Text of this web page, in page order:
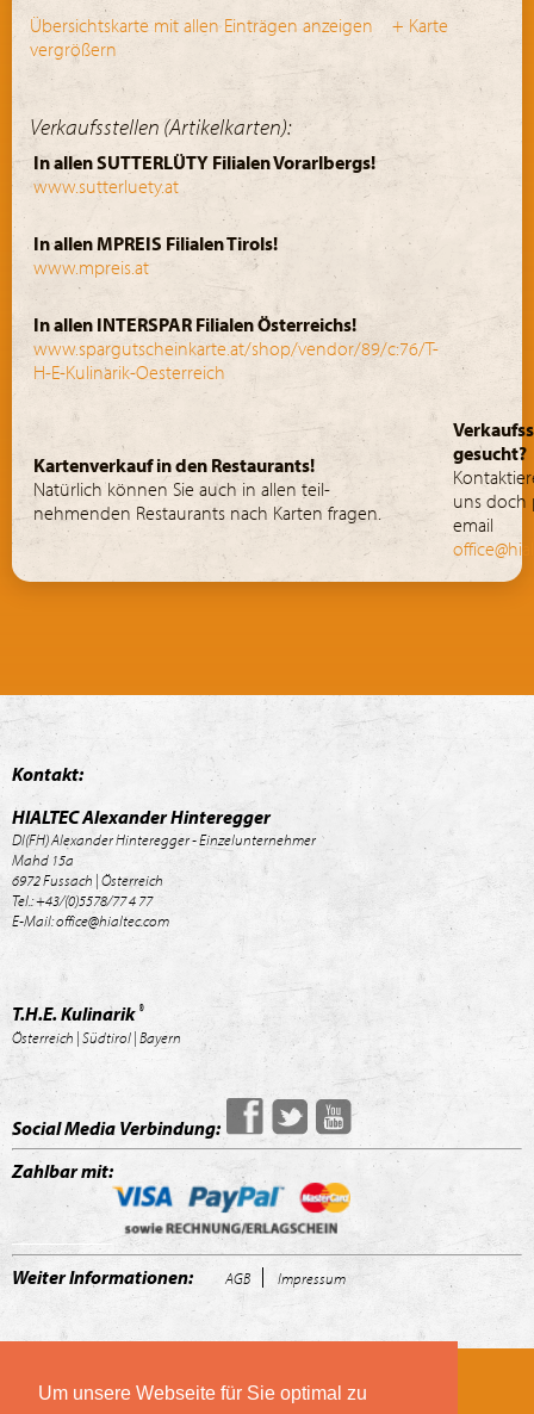
Um unsere Webseite für Sie optimal zu
Übersichtskarte mit allen Einträgen anzeigen
+ Karte
vergrößern
Verkaufsstellen (Artikelkarten):
In allen SUTTERLÜTY Filialen Vorarlbergs!
www.sutterluety.at
In allen MPREIS Filialen Tirols!
www.mpreis.at
In allen INTERSPAR Filialen Österreichs!
www.spargutscheinkarte.at/shop/vendor/89/c:76/T-
H-E-Kulinarik-Oesterreich
Kartenverkauf in den Restaurants!
Natürlich können Sie auch in allen teil-
nehmenden Restaurants nach Karten fragen.
gesucht?
uns doch
email
Kontakt:
HIALTEC Alexander Hinteregger
DI(FH) Alexander Hinteregger - Einzelunternehmer
Mahd 15a
6972 Fussach | Österreich
Tel.: +43/(0)5578/77 4 77
E-Mail: office@hialtec.com
T.H.E. Kulinarik ®
Österreich | Südtirol | Bayern
Social Media Verbindung:
Zahlbar mit:
Weiter Informationen: AGB Impressum